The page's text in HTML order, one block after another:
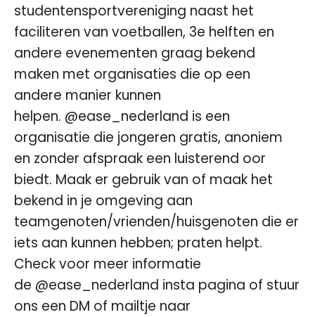
studentensportvereniging naast het
faciliteren van voetballen, 3e helften en
andere evenementen graag bekend
maken met organisaties die op een
andere manier kunnen
helpen. @ease_nederland is een
organisatie die jongeren gratis, anoniem
en zonder afspraak een luisterend oor
biedt. Maak er gebruik van of maak het
bekend in je omgeving aan
teamgenoten/vrienden/huisgenoten die er
iets aan kunnen hebben; praten helpt.
Check voor meer informatie
de @ease_nederland insta pagina of stuur
ons een DM of mailtje naar